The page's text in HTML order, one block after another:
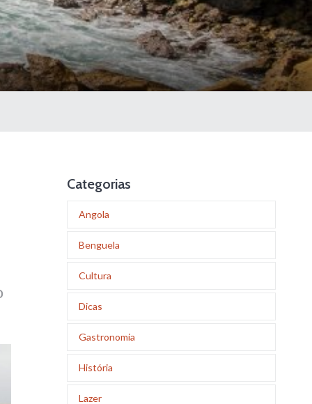
Categorias
Angola
Benguela
Cultura
Dicas
Gastronomia
História
Lazer